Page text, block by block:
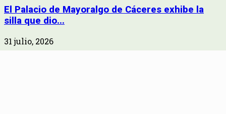
El Palacio de Mayoralgo de Cáceres exhibe la
silla que dio...
31 julio, 2026